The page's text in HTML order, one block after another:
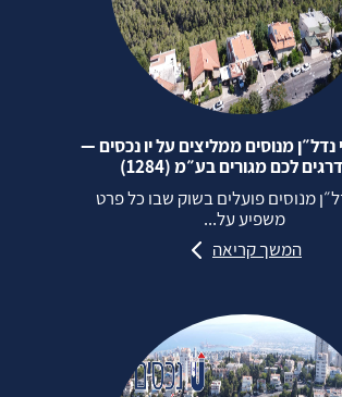
מנוסים ממליצים על יו נכסים —
לכם מגורים בע״מ (1284)
מנוסים פועלים בשוק שבו כל פרט
משפיע על...
המשך קריאה